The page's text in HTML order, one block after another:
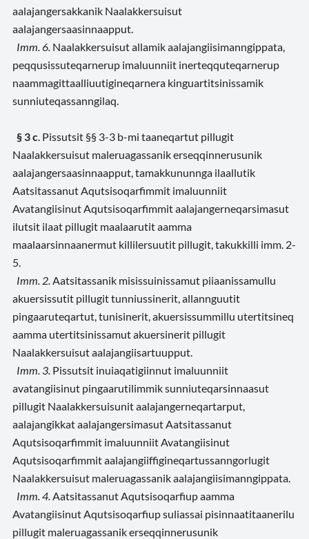
aalajangersakkanik Naalakkersuisut
aalajangersaasinnaapput.
Imm. 6. Naalakkersuisut allamik aalajangiisimanngippata,
peqqusissuteqarnerup imaluunniit inerteqquteqarnerup
naammagittaalliuutigineqarnera kinguartitsinissamik
sunniuteqassanngilaq.
§ 3 c . Pissutsit §§ 3-3 b-mi taaneqartut pillugit
Naalakkersuisut maleruagassanik erseqqinnerusunik
aalajangersaasinnaapput, tamakkununnga ilaallutik
Aatsitassanut Aqutsisoqarfimmit imaluunniit
Avatangiisinut Aqutsisoqarfimmit aalajangerneqarsimasut
ilutsit ilaat pillugit maalaarutit aamma
maalaarsinnaanermut killilersuutit pillugit, takukkilli imm. 2-
5.
Imm. 2. Aatsitassanik misissuinissamut piiaanissamullu
akuersissutit pillugit tunniussinerit, allannguutit
pingaaruteqartut, tunisinerit, akuersissummillu utertitsineq
aamma utertitsinissamut akuersinerit pillugit
Naalakkersuisut aalajangiisartuupput.
Imm. 3. Pissutsit inuiaqatigiinnut imaluunniit
avatangiisinut pingaarutilimmik sunniuteqarsinnaasut
pillugit Naalakkersuisunit aalajangerneqartarput,
aalajangikkat aalajangersimasut Aatsitassanut
Aqutsisoqarfimmit imaluunniit Avatangiisinut
Aqutsisoqarfimmit aalajangiiffigineqartussanngorlugit
Naalakkersuisut maleruagassanik aalajangiisimanngippata.
Imm. 4. Aatsitassanut Aqutsisoqarfiup aamma
Avatangiisinut Aqutsisoqarfiup suliassai pisinnaatitaanerilu
pillugit maleruagassanik erseqqinnerusunik